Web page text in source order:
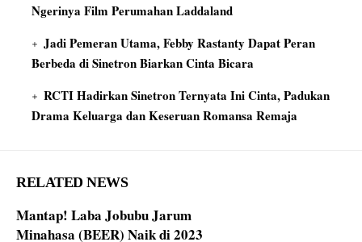
Ngerinya Film Perumahan Laddaland
Jadi Pemeran Utama, Febby Rastanty Dapat Peran
Berbeda di Sinetron Biarkan Cinta Bicara
RCTI Hadirkan Sinetron Ternyata Ini Cinta, Padukan
Drama Keluarga dan Keseruan Romansa Remaja
RELATED NEWS
Mantap! Laba Jobubu Jarum
Minahasa (BEER) Naik di 2023